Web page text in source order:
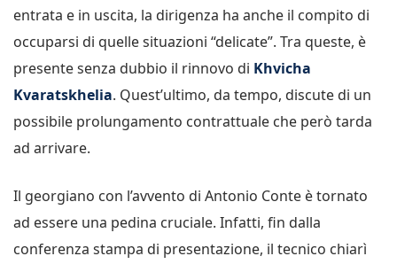
entrata e in uscita, la dirigenza ha anche il compito di
occuparsi di quelle situazioni “delicate”. Tra queste, è
presente senza dubbio il rinnovo di Khvicha
Kvaratskhelia. Quest’ultimo, da tempo, discute di un
possibile prolungamento contrattuale che però tarda
ad arrivare.
Il georgiano con l’avvento di Antonio Conte è tornato
ad essere una pedina cruciale. Infatti, fin dalla
conferenza stampa di presentazione, il tecnico chiarì